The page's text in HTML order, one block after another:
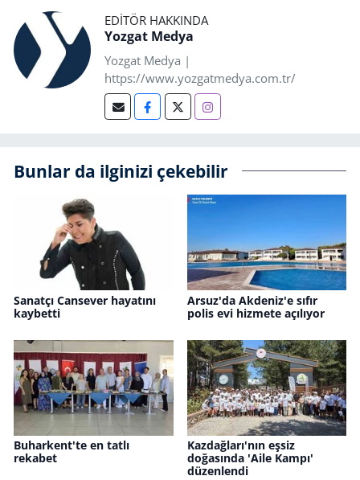
EDITÖR HAKKINDA
Yozgat Medya
Yozgat Medya |
https://www.yozgatmedya.com.tr/
Bunlar da ilginizi çekebilir
Sanatçı Cansever hayatını
kaybetti
Arsuz'da Akdeniz'e sıfır
polis evi hizmete açılıyor
Buharkent'te en tatlı
rekabet
Kazdağları'nın eşsiz
doğasında 'Aile Kampı'
düzenlendi